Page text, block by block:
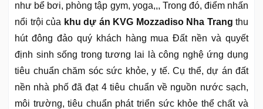
như bể bơi, phòng tập gym, yoga,,, Trong đó, điểm nhấn
nổi trội của khu dự án KVG Mozzadiso Nha Trang thu
hút đông đảo quý khách hàng mua Đất nền và quyết
định sinh sống trong tương lai là công nghệ ứng dụng
tiêu chuẩn chăm sóc sức khỏe, y tế. Cụ thể, dự án đất
nền nhà phố đã đạt 4 tiêu chuẩn về nguồn nước sạch,
môi trường, tiêu chuẩn phát triển sức khỏe thể chất và